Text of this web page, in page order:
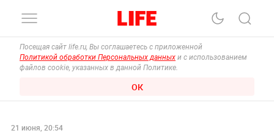
Посещая сайт life.ru, Вы соглашаетесь с приложенной
Политикой обработки Персональных данных и с использованием
файлов cookie, указанных в данной Политике.
ОК
21 июня, 20:54